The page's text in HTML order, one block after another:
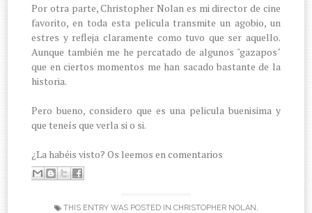
Por otra parte, Christopher Nolan es mi director de cine
favorito, en toda esta pelicula transmite un agobio, un
estres y refleja claramente como tuvo que ser aquello.
Aunque también me he percatado de algunos "gazapos"
que en ciertos momentos me han sacado bastante de la
historia.
Pero bueno, considero que es una pelicula buenisima y
que teneís que verla si o si.
¿La habéis visto? Os leemos en comentarios
THIS ENTRY WAS POSTED IN CHRISTOPHER NOLAN,